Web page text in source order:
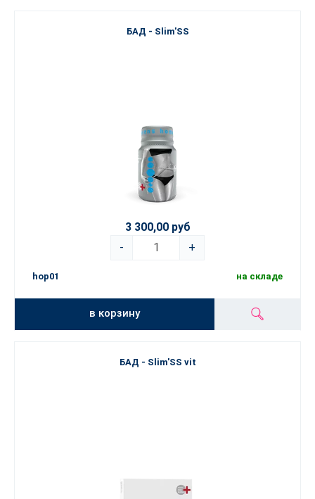
БАД - Slim'SS
3 300,00 руб
-
+
hop01 на складе
в корзину
БАД - Slim'SS vit